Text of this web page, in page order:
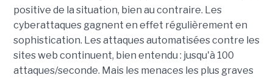
positive de la situation, bien au contraire. Les
cyberattaques gagnent en effet régulièrement en
sophistication. Les attaques automatisées contre les
sites web continuent, bien entendu : jusqu'à 100
attaques/seconde. Mais les menaces les plus graves